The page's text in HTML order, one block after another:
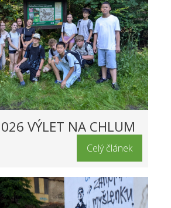
VÝLET NA CHLUM
Celý článek